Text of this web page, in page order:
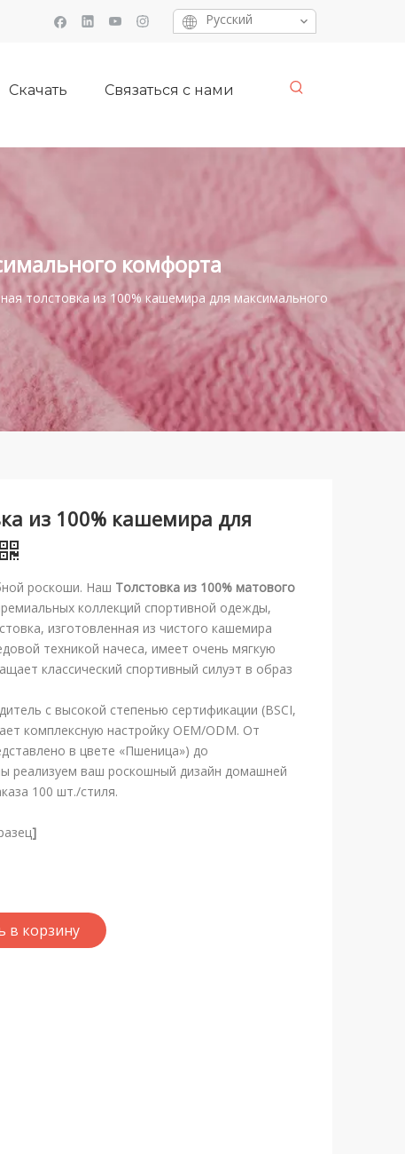
Pусский
Скачать Связаться с нами
комфорта
толстовка из 100% кашемира для максимального
из 100% кашемира для
роскоши. Наш Толстовка из 100% матового
коллекций спортивной одежды,
изготовленная из чистого кашемира
техникой начеса, имеет очень мягкую
классический спортивный силуэт в образ
с высокой степенью сертификации (BSCI,
комплексную настройку OEM/ODM. От
в цвете «Пшеница») до
реализуем ваш роскошный дизайн домашней
100 шт./стиля.
]
в корзину